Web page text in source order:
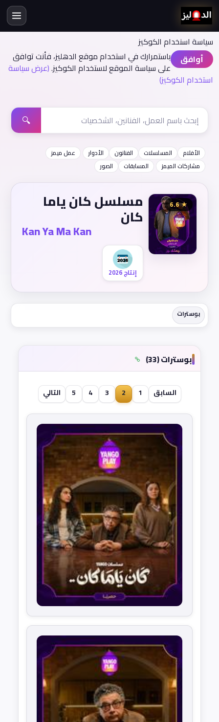
سياسة اسنخدام الكوكيز
أوافق
باستمرارك في استخدام موقع الدهليز، فأنت توافق
على سياسة الموقع لاستخدام الكوكيز.(عرض سياسة
استخدام الكوكيز)
🔍
الأفلام المسلسلات الفنانون الأدوار
عمل ميمز
مشاركات الميمز
المسابقات الصور
★ 6.6 مسلسل كان ياما
كان
Kan Ya Ma Kan
إنتاج 2026
بوسترات
بوسترات (33)
السابق 1
2
3
4
5 التالي